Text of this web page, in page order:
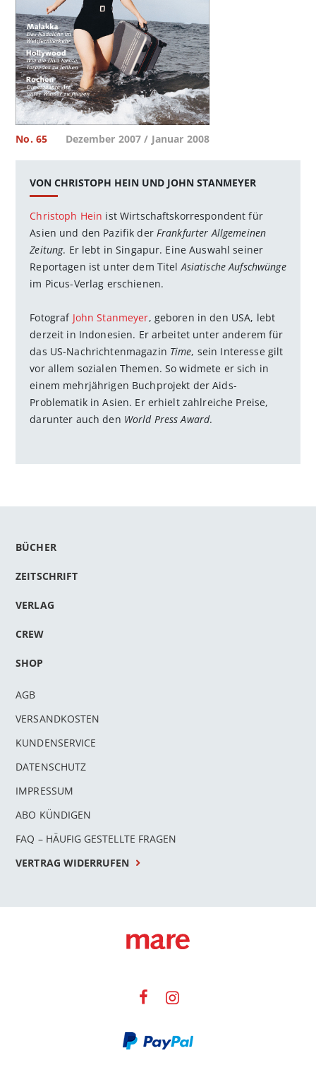
No. 65 Dezember 2007 / Januar 2008
VON CHRISTOPH HEIN UND JOHN STANMEYER
Christoph Hein ist Wirtschaftskorrespondent für
Asien und den Pazifik der Frankfurter Allgemeinen
Zeitung. Er lebt in Singapur. Eine Auswahl seiner
Reportagen ist unter dem TitelAsiatische Aufschwünge
im Picus-Verlag erschienen.
Fotograf John Stanmeyer, geboren in den USA, lebt
derzeit in Indonesien. Er arbeitet unter anderem für
das US-Nachrichtenmagazin Time, sein Interesse gilt
vor allem sozialen Themen. So widmete er sich in
einem mehrjährigen Buchprojekt der Aids-
Problematik in Asien. Er erhielt zahlreiche Preise,
darunter auch den World Press Award.
BÜCHER
ZEITSCHRIFT
VERLAG
CREW
SHOP
AGB
VERSANDKOSTEN
KUNDENSERVICE
DATENSCHUTZ
IMPRESSUM
ABO KÜNDIGEN
FAQ – HÄUFIG GESTELLTE FRAGEN
VERTRAG WIDERRUFEN